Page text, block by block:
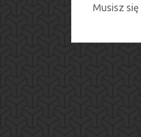
Musisz się